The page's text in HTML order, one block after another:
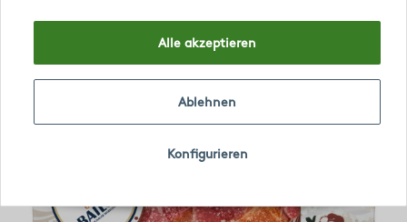
Alle akzeptieren
Konfigurieren
Ablehnen